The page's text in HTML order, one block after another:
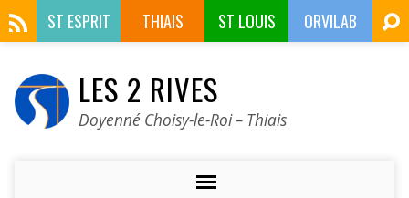
ST ESPRIT THIAIS ST LOUIS ORVILAB
LES 2 RIVES
Doyenné Choisy-le-Roi – Thiais